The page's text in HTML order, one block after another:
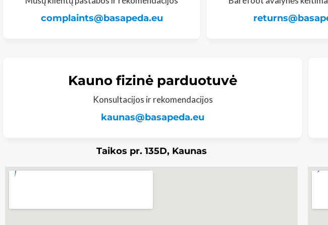
complaints@basapeda.eu
Kauno fizinė parduotuvė
Konsultacijos ir rekomendacijos
kaunas@basapeda.eu
Taikos pr. 135D, Kaunas